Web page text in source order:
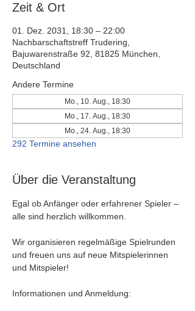
Zeit & Ort
01. Dez. 2031, 18:30 – 22:00
Nachbarschaftstreff Trudering,
Bajuwarenstraße 92, 81825 München,
Deutschland
Andere Termine
Mo., 10. Aug., 18:30
Mo., 17. Aug., 18:30
Mo., 24. Aug., 18:30
292 Termine ansehen
Über die Veranstaltung
Egal ob Anfänger oder erfahrener Spieler –
alle sind herzlich willkommen.
Wir organisieren regelmäßige Spielrunden
und freuen uns auf neue Mitspielerinnen
und Mitspieler!
Informationen und Anmeldung: